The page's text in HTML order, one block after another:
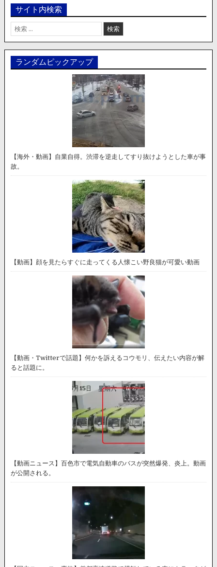
サイト内検索
検
索:
ランダムピックアップ
【海外・動画】自業自得。渋滞を逆走してすり抜けようとした車が事
故。
【動画】顔を見たらすぐに走ってくる人懐こい野良猫が可愛い動画
【動画・Twitterで話題】何かを訴えるコウモリ、伝えたい内容が解
ると話題に。
【動画ニュース】百色市で電気自動車のバスが突然爆発、炎上。動画
が公開される。